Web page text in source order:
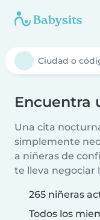
Encuentra
Una cita
simplemente
a niñeras de
te lleva negociar
265 niñeras
Todos los